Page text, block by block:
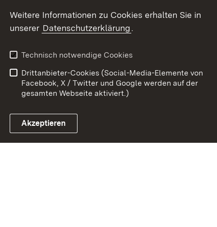
Link zum Landesportal
Kontakt
Datenschutz
Barrierefreiheit
Impressum
Cookies
Weitere Informationen zu Cookies erhalten Sie in
unserer Datenschutzerklärung.
Technisch notwendige Cookies
Drittanbieter-Cookies (Social-Media-Elemente von
Facebook, X / Twitter und Google werden auf der
gesamten Webseite aktiviert.)
Akzeptieren